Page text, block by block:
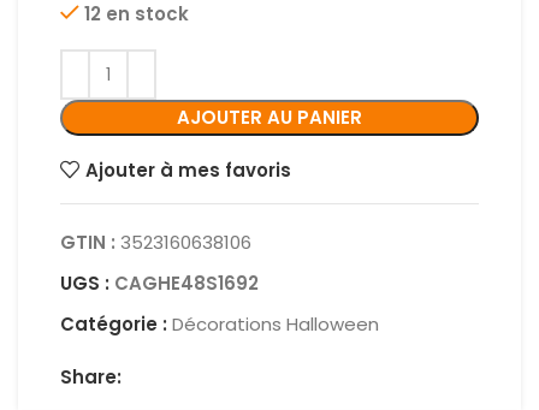
12 en stock
AJOUTER AU PANIER
Ajouter à mes favoris
GTIN : 3523160638106
UGS : CAGHE48S1692
Catégorie : Décorations Halloween
Share: